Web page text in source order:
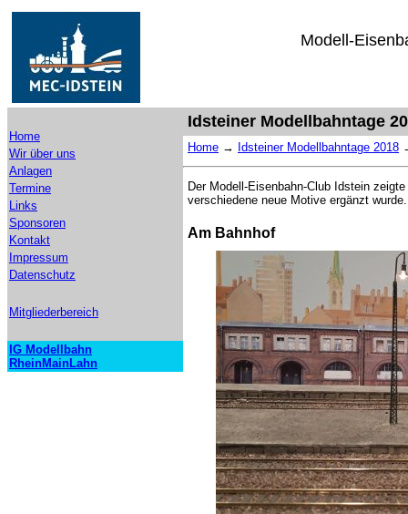
Modell-
Home
Wir über uns
Anlagen
Termine
Links
Sponsoren
Kontakt
Impressum
Datenschutz
Mitgliederbereich
IG Modellbahn
RheinMainLahn
Idsteiner Modellbahntage
Home → Idsteiner Modellbahntage 2018
Der Modell-Eisenbahn-Club Idstein
verschiedene neue Motive ergänzt wurde.
Am Bahnhof